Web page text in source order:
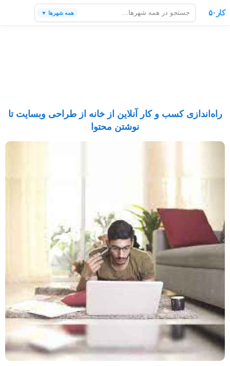
کار۵۰ همه شهرها ▼
راه‌اندازی کسب و کار آنلاین از خانه از طراحی وبسایت تا
نوشتن محتوا